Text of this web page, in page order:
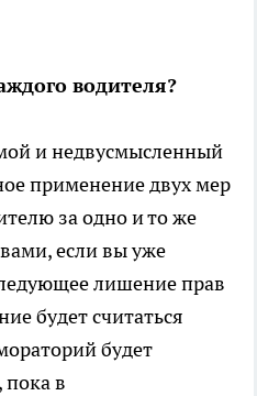
водителя?
и недвусмысленный
применение двух мер
за одно и то же
если вы уже
лишение прав
будет считаться
будет
пока в